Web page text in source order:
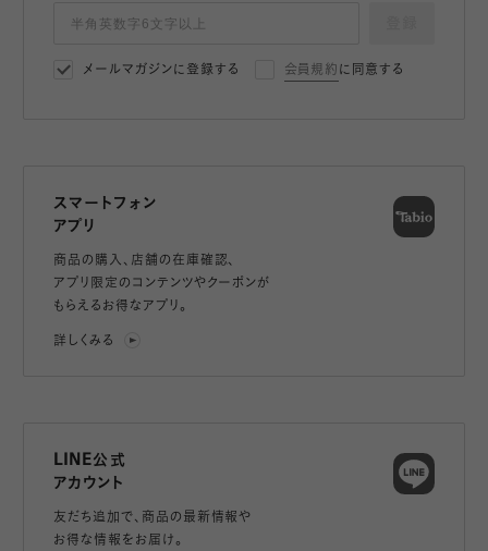
メールマガジンに登録する 会員規約 に同意する
スマートフォン
アプリ
商品の購入、店舗の在庫確認、
アプリ限定のコンテンツやクーポンが
もらえるお得なアプリ。
詳しくみる
LINE公式
アカウント
友だち追加で、 商品の最新情報や
お得な情報をお届け。